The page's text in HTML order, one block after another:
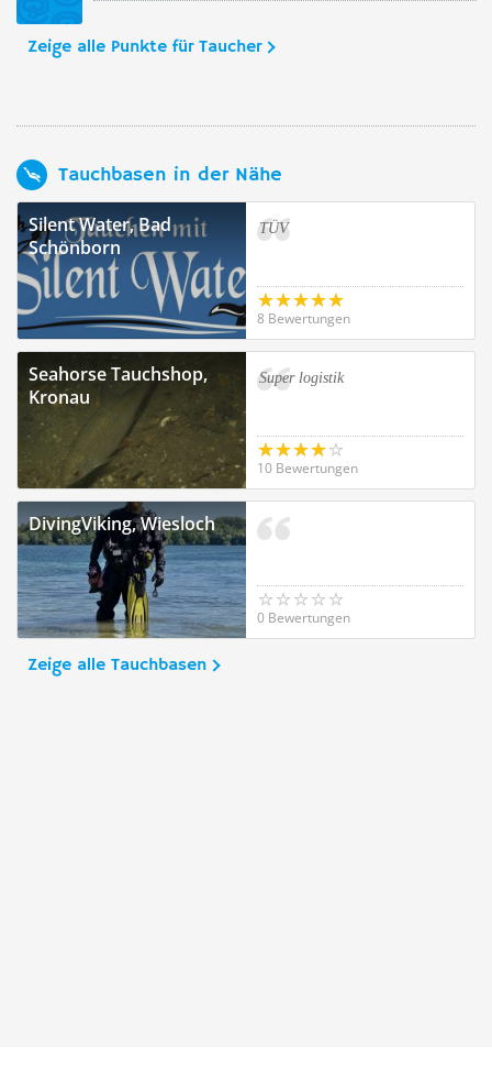
Zeige alle Punkte für Taucher
Tauchbasen in der Nähe
Silent Water, Bad
Schönborn
TÜV
8 Bewertungen
Seahorse Tauchshop,
Kronau
Super logistik
10 Bewertungen
DivingViking, Wiesloch
0 Bewertungen
Zeige alle Tauchbasen